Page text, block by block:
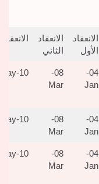
الانعقاد
الأول
الانعقاد
الثاني
04-
Jan
08-
Mar
10-May
04-
Jan
08-
Mar
10-May
04-
Jan
08-
Mar
10-May